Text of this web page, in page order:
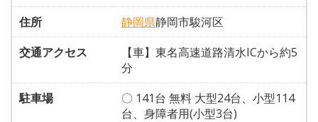
住所
静岡県静岡市駿河区
交通アクセス
【車】東名高速道路清水ICから約5
分
駐車場
〇 141台 無料 大型24台、小型114
台、身障者用(小型3台)